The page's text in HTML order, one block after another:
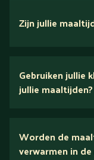
Zijn jullie
Gebruiken jullie
jullie maaltijden?
Worden de
verwarmen in